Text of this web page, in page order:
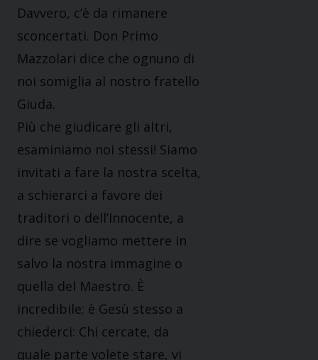
Davvero, c’è da rimanere
sconcertati. Don Primo
Mazzolari dice che ognuno di
noi somiglia al nostro fratello
Giuda.
Più che giudicare gli altri,
esaminiamo noi stessi! Siamo
invitati a fare la nostra scelta,
a schierarci a favore dei
traditori o dell’Innocente, a
dire se vogliamo mettere in
salvo la nostra immagine o
quella del Maestro. È
incredibile; è Gesù stesso a
chiederci: Chi cercate, da
quale parte volete stare, vi